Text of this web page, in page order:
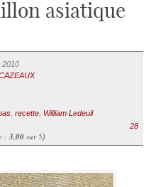
asiatique
2010
, recette, William Ledeuil
: 3,00sur 5)
28